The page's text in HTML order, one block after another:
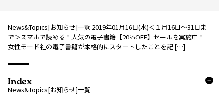
News&Topics[お知らせ]一覧 2019年01月16日(水)＜１月16日～31日ま
で＞スマホで読める！人気の電子書籍【20％OFF】セールを実施中！
女性モード社の電子書籍が本格的にスタートしたことを記 […]
Index
News&Topics[お知らせ]一覧